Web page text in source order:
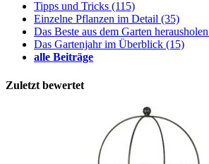
Tipps und Tricks (115)
Einzelne Pflanzen im Detail (35)
Das Beste aus dem Garten herausholen
Das Gartenjahr im Überblick (15)
alle Beiträge
Zuletzt bewertet